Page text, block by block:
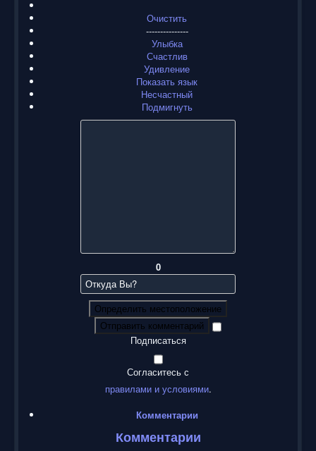
Очистить
---------------
Улыбка
Счастлив
Удивление
Показать язык
Несчастный
Подмигнуть
0
Определить местоположение
Отправить комментарий
Подписаться
Согласитесь с
правилами и условиями.
Комментарии
Комментарии